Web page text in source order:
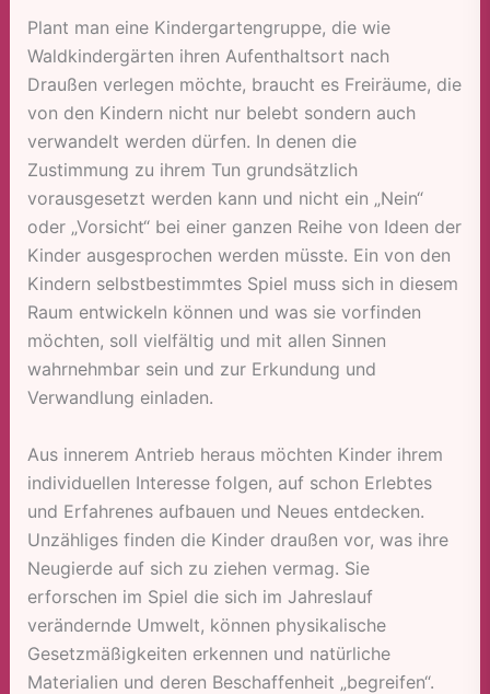
Plant man eine Kindergartengruppe, die wie
Waldkindergärten ihren Aufenthaltsort nach
Draußen verlegen möchte, braucht es Freiräume, die
von den Kindern nicht nur belebt sondern auch
verwandelt werden dürfen. In denen die
Zustimmung zu ihrem Tun grundsätzlich
vorausgesetzt werden kann und nicht ein „Nein“
oder „Vorsicht“ bei einer ganzen Reihe von Ideen der
Kinder ausgesprochen werden müsste. Ein von den
Kindern selbstbestimmtes Spiel muss sich in diesem
Raum entwickeln können und was sie vorfinden
möchten, soll vielfältig und mit allen Sinnen
wahrnehmbar sein und zur Erkundung und
Verwandlung einladen.
Aus innerem Antrieb heraus möchten Kinder ihrem
individuellen Interesse folgen, auf schon Erlebtes
und Erfahrenes aufbauen und Neues entdecken.
Unzähliges finden die Kinder draußen vor, was ihre
Neugierde auf sich zu ziehen vermag. Sie
erforschen im Spiel die sich im Jahreslauf
verändernde Umwelt, können physikalische
Gesetzmäßigkeiten erkennen und natürliche
Materialien und deren Beschaffenheit „begreifen“.